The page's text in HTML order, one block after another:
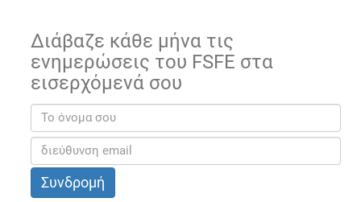
Διάβαζε κάθε μήνα τις
ενημερώσεις του FSFE στα
εισερχόμενά σου